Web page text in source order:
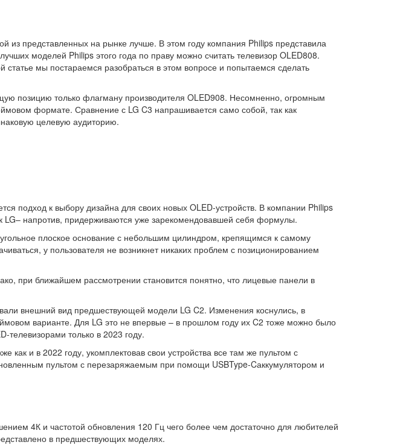
из представленных на рынке лучше. В этом году компания Philips представила
моделей Philips этого года по праву можно считать телевизор OLED808.
статье мы постараемся разобраться в этом вопросе и попытаемся сделать
позицию только флагману производителя OLED908. Несомненно, огромным
формате. Сравнение с LG C3 напрашивается само собой, так как
целевую аудиторию.
подход к выбору дизайна для своих новых OLED-устройств. В компании Philips
LG– напротив, придерживаются уже зарекомендовавшей себя формулы.
плоское основание с небольшим цилиндром, крепящимся к самому
у пользователя не возникнет никаких проблем с позиционированием
при ближайшем рассмотрении становится понятно, что лицевые панели в
внешний вид предшествующей модели LG C2. Изменения коснулись, в
варианте. Для LG это не впервые – в прошлом году их C2 тоже можно было
телевизорами только в 2023 году.
как и в 2022 году, укомплектовав свои устройства все там же пультом с
пультом с перезаряжаемым при помощи USBType-Cаккумулятором и
4К и частотой обновления 120 Гц чего более чем достаточно для любителей
в предшествующих моделях.